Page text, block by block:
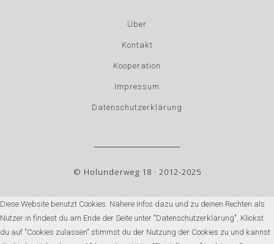
Über
Kontakt
Kooperation
Impressum
Datenschutzerklärung
© Holunderweg 18 · 2012-2025
Diese Website benutzt Cookies. Nähere Infos dazu und zu deinen Rechten als
Nutzer:in findest du am Ende der Seite unter "Datenschutzerklärung". Klickst
du auf "Cookies zulassen" stimmst du der Nutzung der Cookies zu und kannst